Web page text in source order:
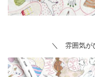
＼ 雰囲気が